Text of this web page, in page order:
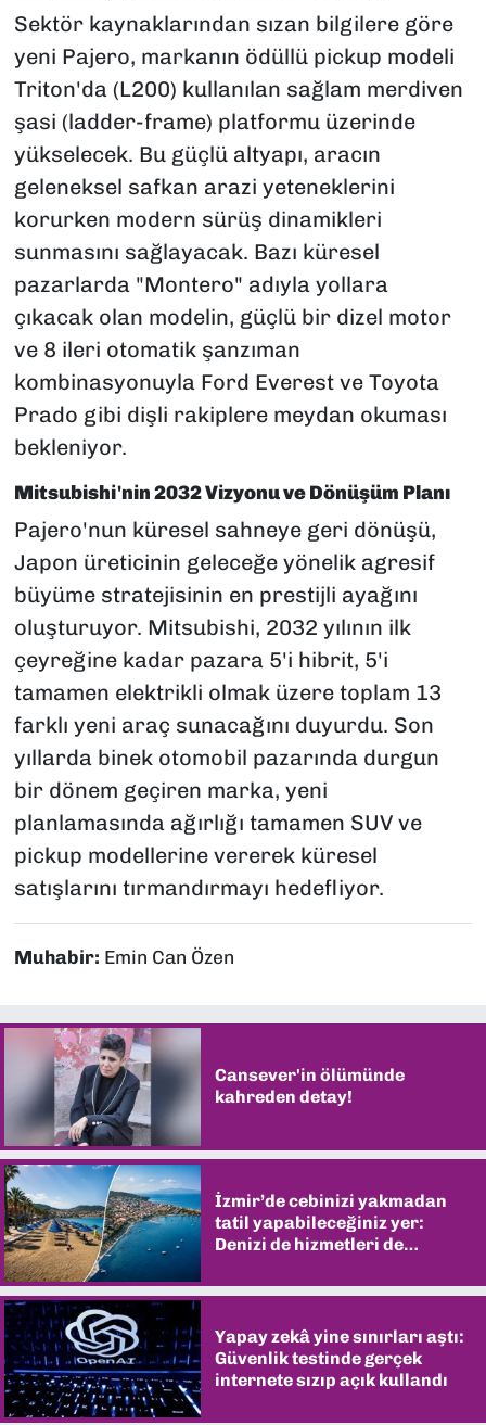
Sektör kaynaklarından sızan bilgilere göre
yeni Pajero, markanın ödüllü pickup modeli
Triton'da (L200) kullanılan sağlam merdiven
şasi (ladder-frame) platformu üzerinde
yükselecek. Bu güçlü altyapı, aracın
geleneksel safkan arazi yeteneklerini
korurken modern sürüş dinamikleri
sunmasını sağlayacak. Bazı küresel
pazarlarda "Montero" adıyla yollara
çıkacak olan modelin, güçlü bir dizel motor
ve 8 ileri otomatik şanzıman
kombinasyonuyla Ford Everest ve Toyota
Prado gibi dişli rakiplere meydan okuması
bekleniyor.
Mitsubishi'nin 2032 Vizyonu ve Dönüşüm Planı
Pajero'nun küresel sahneye geri dönüşü,
Japon üreticinin geleceğe yönelik agresif
büyüme stratejisinin en prestijli ayağını
oluşturuyor. Mitsubishi, 2032 yılının ilk
çeyreğine kadar pazara 5'i hibrit, 5'i
tamamen elektrikli olmak üzere toplam 13
farklı yeni araç sunacağını duyurdu. Son
yıllarda binek otomobil pazarında durgun
bir dönem geçiren marka, yeni
planlamasında ağırlığı tamamen SUV ve
pickup modellerine vererek küresel
satışlarını tırmandırmayı hedefliyor.
Muhabir: Emin Can Özen
Cansever'in ölümünde
kahreden detay!
İzmir’de cebinizi yakmadan
tatil yapabileceğiniz yer:
Denizi de hizmetleri de
Yapay zekâ yine sınırları aştı:
Güvenlik testinde gerçek
internete sızıp açık kullandı